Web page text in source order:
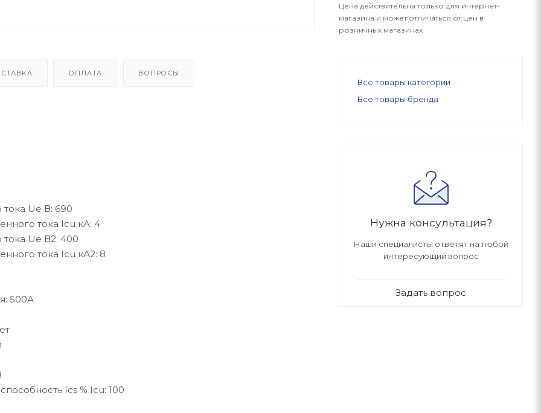
ОПЛАТА ВОПРОСЫ
Ue В: 690
тока Icu кА: 4
Ue В2: 400
тока Icu кА2: 8
500А
Ics % Icu: 100
Цена действительна только для интернет-
магазина и может отличаться от цен в
розничных магазинах
Все товары категории
Все товары бренда
Нужна консультация?
Наши специалисты ответят на любой
интересующий вопрос
Задать вопрос